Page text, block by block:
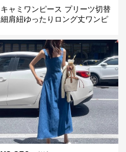
キャミワンピース プリーツ切替
細肩紐ゆったりロング丈ワンピ